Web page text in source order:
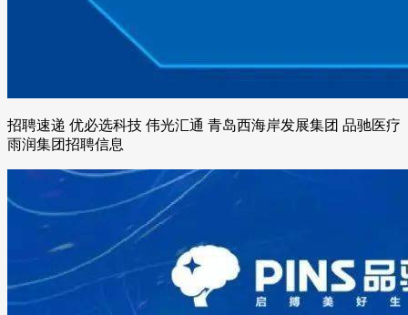
招聘速递 优必选科技 伟光汇通 青岛西海岸发展集团 品驰医疗
雨润集团招聘信息